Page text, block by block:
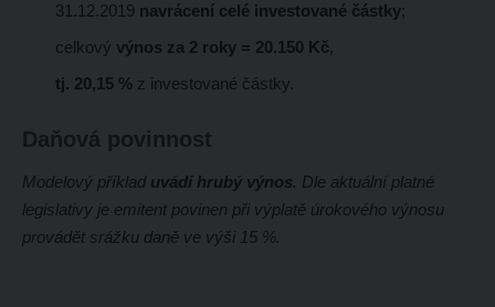
31.12.2019 navrácení celé investované částky;
celkový výnos za 2 roky = 20.150 Kč,
tj. 20,15 %z investované částky.
Daňová povinnost
Modelový příklad uvádí hrubý výnos. Dle aktuální platné
legislativy je emitent povinen při výplatě úrokového výnosu
provádět srážku daně ve výši 15 %.